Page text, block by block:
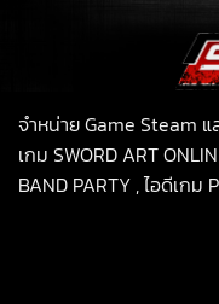
จำหน่าย Game Steam แล
เกม SWORD ART
BAND PARTY , ไอดีเกม